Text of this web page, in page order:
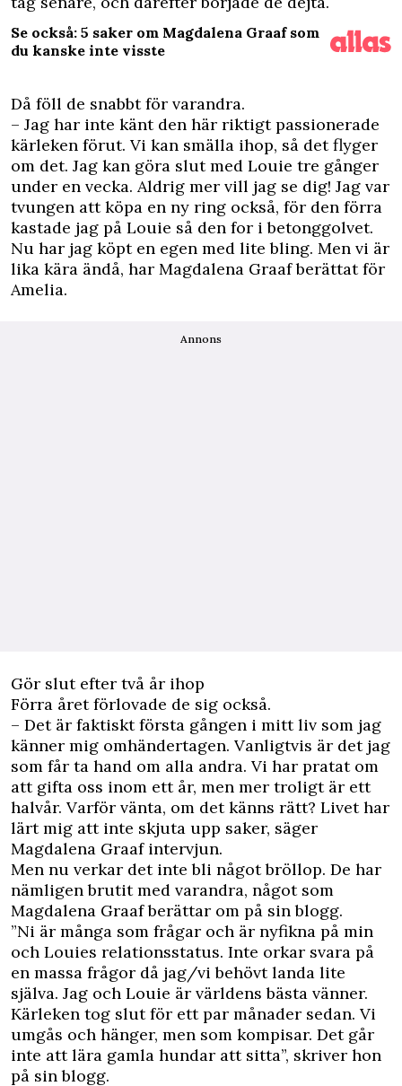
Se också: 5 saker om Magdalena Graaf som
du kanske inte visste
Då föll de snabbt för varandra.
– Jag har inte känt den här riktigt passionerade
kärleken förut. Vi kan smälla ihop, så det flyger
om det. Jag kan göra slut med Louie tre gånger
under en vecka. Aldrig mer vill jag se dig! Jag var
tvungen att köpa en ny ring också, för den förra
kastade jag på Louie så den for i betonggolvet.
Nu har jag köpt en egen med lite bling. Men vi är
lika kära ändå, har Magdalena Graaf berättat för
Amelia.
Annons
Gör slut efter två år ihop
Förra året förlovade de sig också.
– Det är faktiskt första gången i mitt liv som jag
känner mig omhändertagen. Vanligtvis är det jag
som får ta hand om alla andra. Vi har pratat om
att gifta oss inom ett år, men mer troligt är ett
halvår. Varför vänta, om det känns rätt? Livet har
lärt mig att inte skjuta upp saker, säger
Magdalena Graaf intervjun.
Men nu verkar det inte bli något bröllop. De har
nämligen brutit med varandra, något som
Magdalena Graaf berättar om på sin blogg.
”Ni är många som frågar och är nyfikna på min
och Louies relationsstatus. Inte orkar svara på
en massa frågor då jag/vi behövt landa lite
själva. Jag och Louie är världens bästa vänner.
Kärleken tog slut för ett par månader sedan. Vi
umgås och hänger, men som kompisar. Det går
inte att lära gamla hundar att sitta”, skriver hon
på sinblogg.